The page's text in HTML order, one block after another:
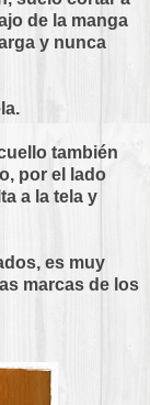
de la manga
y nunca
también
por el lado
a la tela y
es muy
marcas de los